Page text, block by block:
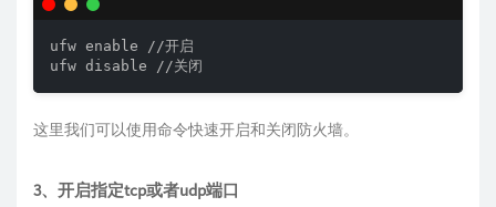
ufw enable //开启
ufw disable //关闭
这里我们可以使用命令快速开启和关闭防火墙。
3、开启指定tcp或者udp端口